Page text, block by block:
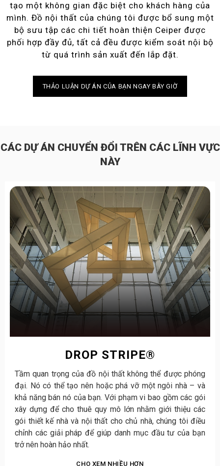
tạo một không gian đặc biệt cho khách hàng của
mình. Đồ nội thất của chúng tôi được bổ sung một
bộ sưu tập các chi tiết hoàn thiện Ceiper được
phối hợp đầy đủ, tất cả đều được kiểm soát nội bộ
từ quá trình sản xuất đến lắp đặt.
THẢO LUẬN DỰ ÁN CỦA BẠN NGAY BÂY GIỜ
CÁC DỰ ÁN CHUYỂN ĐỔI TRÊN CÁC LĨNH VỰC
NÀY
DROP STRIPE®
Tầm quan trọng của đồ nội thất không thể được phóng
đại. Nó có thể tạo nên hoặc phá vỡ một ngôi nhà – và
khả năng bán nó của bạn. Với phạm vi bao gồm các gói
xây dựng để cho thuê quy mô lớn nhằm giới thiệu các
gói thiết kế nhà và nội thất cho chủ nhà, chúng tôi điều
chỉnh các giải pháp để giúp danh mục đầu tư của bạn
trở nên hoàn hảo nhất.
CHO XEM NHIỀU HƠN